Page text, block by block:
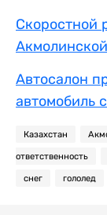
Скоростной
Автосалон
автомобиль
Казахстан
ответственность
снег гололед